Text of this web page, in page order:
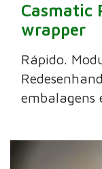
Casmatic
wrapper
Rápido.
embalagens